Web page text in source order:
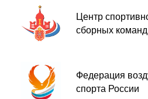
Центр
сборных команд
Федерация
спорта России